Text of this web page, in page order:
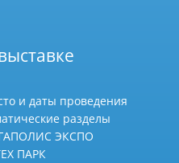
и даты проведения
разделы
ЭКСПО
ПАРК